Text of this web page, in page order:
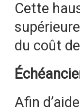
Cette
du coût
Afin